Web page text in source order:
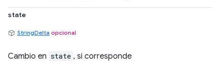
state
StringDelta opcional
Cambio en state , si corresponde